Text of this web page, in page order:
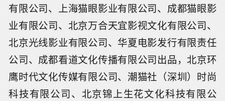
有限公司、上海猫眼影业有限公司、成都猫眼影
业有限公司、北京万合天宜影视文化有限公司、
北京光线影业有限公司、华夏电影发行有限责任
公司、成都看道文化传播有限公司出品，北京环
鹰时代文化传媒有限公司、潮猫社（深圳）时尚
科技有限公司、北京锦上生花文化科技有限公